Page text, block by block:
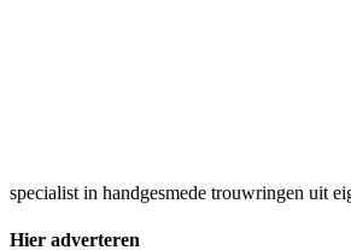
specialist in handgesmede trouwringen uit
Hier adverteren